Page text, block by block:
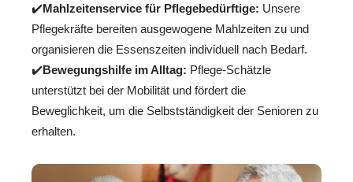
✔️Mahlzeitenservice für Pflegebedürftige: Unsere
Pflegekräfte bereiten ausgewogene Mahlzeiten zu und
organisieren die Essenszeiten individuell nach Bedarf.
✔️Bewegungshilfe im Alltag: Pflege-Schätzle
unterstützt bei der Mobilität und fördert die
Beweglichkeit, um die Selbstständigkeit der Senioren zu
erhalten.